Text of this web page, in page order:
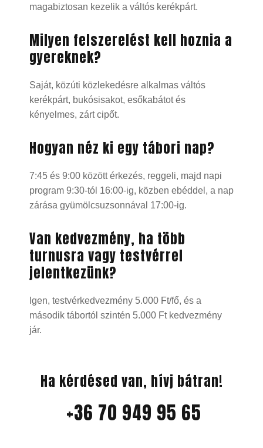
magabiztosan kezelik a váltós kerékpárt.
Milyen felszerelést kell hoznia a
gyereknek?
Saját, közúti közlekedésre alkalmas váltós
kerékpárt, bukósisakot, esőkabátot és
kényelmes, zárt cipőt.
Hogyan néz ki egy tábori nap?
7:45 és 9:00 között érkezés, reggeli, majd napi
program 9:30-tól 16:00-ig, közben ebéddel, a nap
zárása gyümölcsuzsonnával 17:00-ig.
Van kedvezmény, ha több
turnusra vagy testvérrel
jelentkezünk?
Igen, testvérkedvezmény 5.000 Ft/fő, és a
második tábortól szintén 5.000 Ft kedvezmény
jár.
Ha kérdésed van, hívj bátran!
+36 70 949 95 65